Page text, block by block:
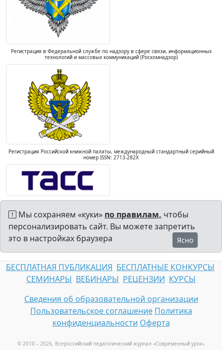
Регистрация в Федеральной службе по надзору в сфере связи, информационных
технологий и массовых коммуникаций (Роскомнадзор)
Регистрация Российской книжной палаты, международный стандартный серийный
номер ISSN: 2713-282X
Мы сохраняем «куки» по правилам, чтобы
персонализировать сайт. Вы можете запретить
это в настройках браузера
Ясно
БЕСПЛАТНАЯ ПУБЛИКАЦИЯ БЕСПЛАТНЫЕ КОНКУРСЫ
СЕМИНАРЫ ВЕБИНАРЫ РЕЦЕНЗИИ КУРСЫ
Сведения об образовательной организации
Пользовательское соглашение Политика
конфиденциальности Оферта
© 2010 – 2026, Всероссийский педагогический журнал «Современный урок»